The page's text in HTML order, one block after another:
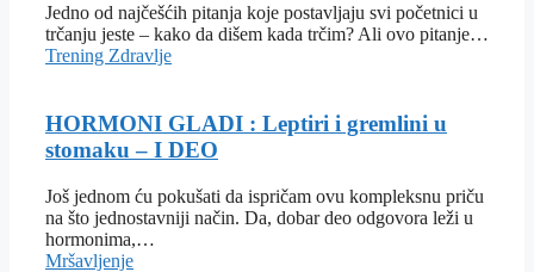
Jedno od najčešćih pitanja koje postavljaju svi početnici u
trčanju jeste – kako da dišem kada trčim? Ali ovo pitanje…
Trening Zdravlje
HORMONI GLADI : Leptiri i gremlini u
stomaku – I DEO
Još jednom ću pokušati da ispričam ovu kompleksnu priču
na što jednostavniji način. Da, dobar deo odgovora leži u
hormonima,…
Mršavljenje